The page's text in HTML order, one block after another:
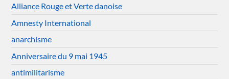
Alliance Rouge et Verte danoise
Amnesty International
anarchisme
Anniversaire du 9 mai 1945
antimilitarisme